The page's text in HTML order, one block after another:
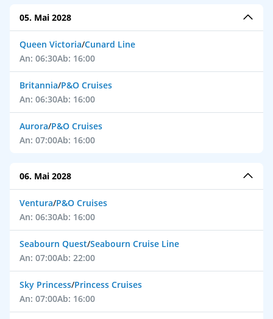
05. Mai 2028
Queen Victoria/Cunard Line
An: 06:30Ab: 16:00
Britannia/P&O Cruises
An: 06:30Ab: 16:00
Aurora/P&O Cruises
An: 07:00Ab: 16:00
06. Mai 2028
Ventura/P&O Cruises
An: 06:30Ab: 16:00
Seabourn Quest/Seabourn Cruise Line
An: 07:00Ab: 22:00
Sky Princess/Princess Cruises
An: 07:00Ab: 16:00